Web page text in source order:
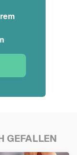
GEFALLEN